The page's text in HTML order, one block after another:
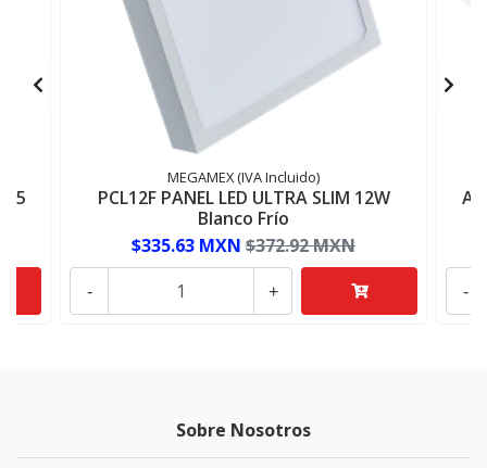
MEGAMEX (IVA Incluido)
PCL12F PANEL LED ULTRA SLIM 12W
Blanco Frío
$335.63 MXN $372.92 MXN
+
- -
Sobre Nosotros